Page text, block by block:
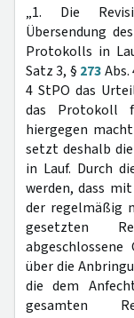
„1. Die
Übersendung
Protokolls in
Satz 3, § 273
4 StPO das
das Protokoll
hiergegen
setzt deshalb
in Lauf. Durch
werden, dass
der regelmäßig
gesetzten
über die
die dem
gesamten